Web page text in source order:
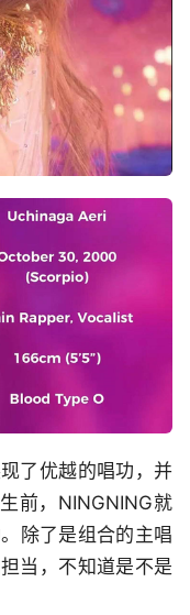
了优越的唱功，并
前，NINGNING就
除了是组合的主唱
当，不知道是不是